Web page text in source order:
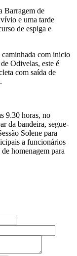
Barragem de
e uma tarde
de espiga e
caminhada com inicio
Odivelas, este é
com saída de
9.30 horas, no
da bandeira, segue-
Solene para
a funcionários
homenagem para